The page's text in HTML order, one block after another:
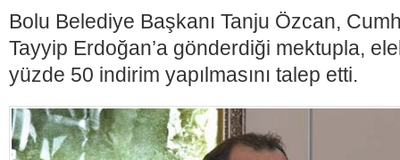
Bolu Belediye Başkanı Tanju Özcan,
Tayyip Erdoğan’a gönderdiği mektupla,
yüzde 50 indirim yapılmasını talep etti.